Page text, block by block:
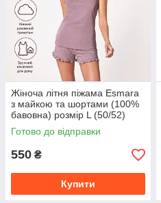
Жіноча літня піжама Esmara
з майкою та шортами (100%
бавовна) розмір L (50/52)
Готово до відправки
550 ₴
Купити